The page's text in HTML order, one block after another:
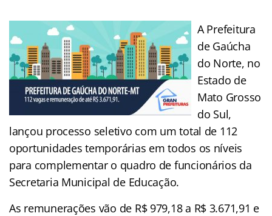
A Prefeitura
de Gaúcha
do Norte, no
Estado de
Mato Grosso
do Sul,
lançou processo seletivo com um total de 112
oportunidades temporárias em todos os níveis
para complementar o quadro de funcionários da
Secretaria Municipal de Educação.
As remunerações vão de R$ 979,18 a R$ 3.671,91 e